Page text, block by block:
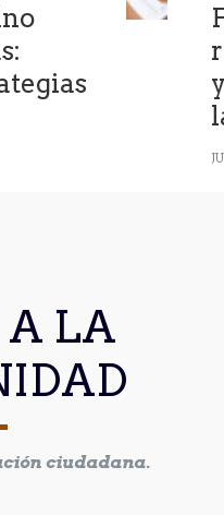
A LA
ciudadana.